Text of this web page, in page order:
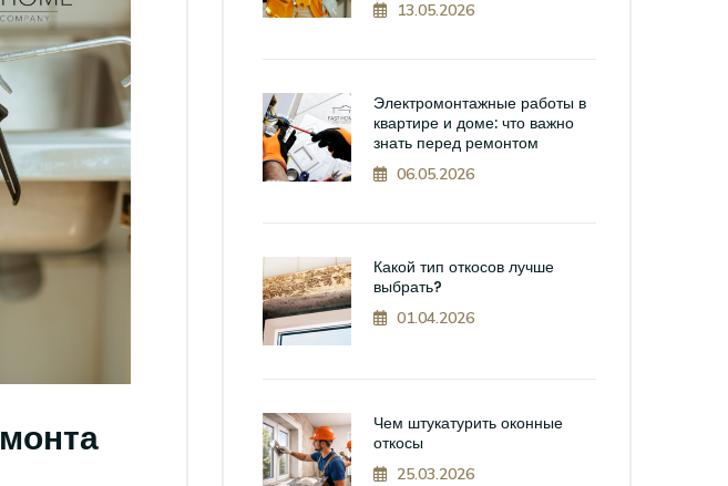
13.05.2026
Электромонтажные работы в
квартире и доме: что важно
знать перед ремонтом
06.05.2026
Какой тип откосов лучше
выбрать?
01.04.2026
Чем штукатурить оконные
откосы
25.03.2026